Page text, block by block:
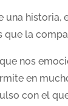
una historia,
la
nos
en
con el